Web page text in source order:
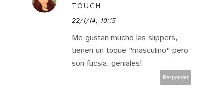
TOUCH
22/1/14, 10:15
Me gustan mucho las slippers,
tienen un toque "masculino" pero
son fucsia, geniales!
Responder